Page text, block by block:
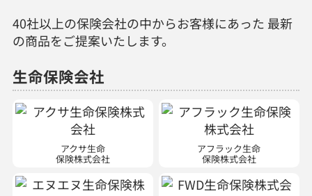
40社以上の保険会社の中からお客様にあった 最新
の商品をご提案いたします。
生命保険会社
アクサ生命
保険株式会社
アフラック生命
保険株式会社